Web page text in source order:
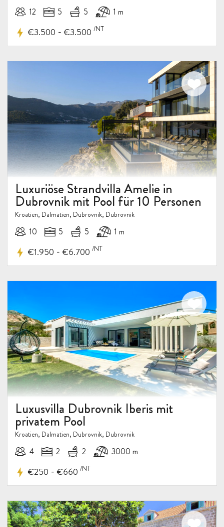
12 5 5 1 m
€3.500 - €3.500 /NT
Luxuriöse Strandvilla Amelie in
Dubrovnik mit Pool für 10 Personen
Kroatien, Dalmatien, Dubrovnik, Dubrovnik
10 5 5 1 m
€1.950 - €6.700 /NT
Luxusvilla Dubrovnik Iberis mit
privatem Pool
Kroatien, Dalmatien, Dubrovnik, Dubrovnik
4 2 2 3000 m
€250 - €660 /NT